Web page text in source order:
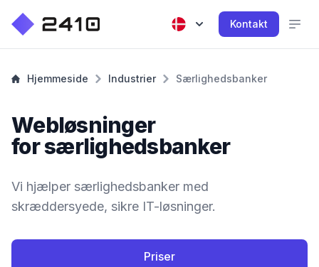
Kontakt
Hjemmeside Industrier Særlighedsbanker
Webløsninger
for særlighedsbanker
Vi hjælper særlighedsbanker med
skræddersyede, sikre IT-løsninger.
Priser